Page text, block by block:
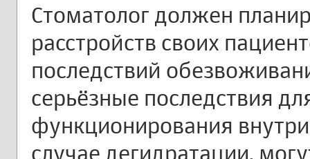
Стоматолог должен
расстройств своих
последствий
серьёзные последствия
функционирования
случае дегидратации,